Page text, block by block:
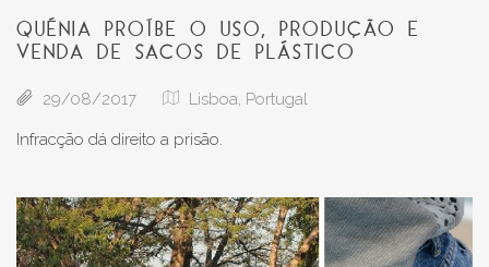
QUÉNIA PROÍBE O USO, PRODUÇÃO E
VENDA DE SACOS DE PLÁSTICO
29/08/2017 Lisboa, Portugal
Infracção dá direito a prisão.